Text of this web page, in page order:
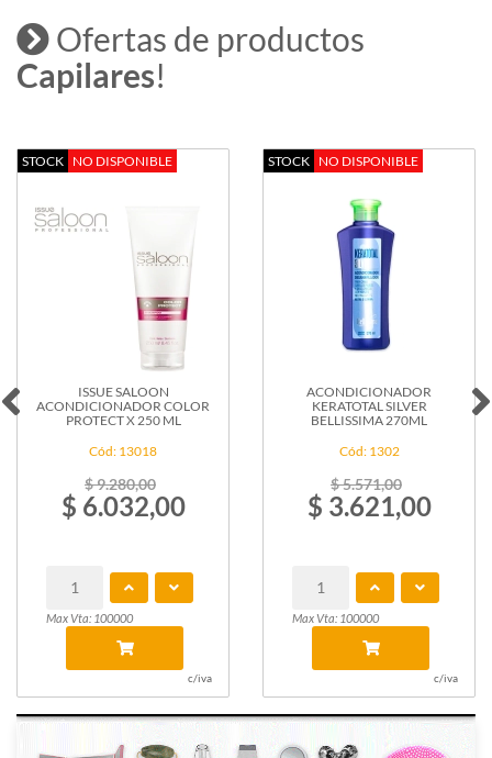
Ofertas de productos
Capilares!
STOCK NO DISPONIBLE
ACONDICIONADOR
KERATOTAL SILVER
BELLISSIMA 270ML
Cód: 1302
$ 5.571,00
$ 3.621,00
Max Vta: 100000
c/iva
STOCK DISPONIBLE
EVANS
EXCLUSIVE
Cód: 14637
$ 17.141,00
$ 11.142,00
Max Vta: 100000